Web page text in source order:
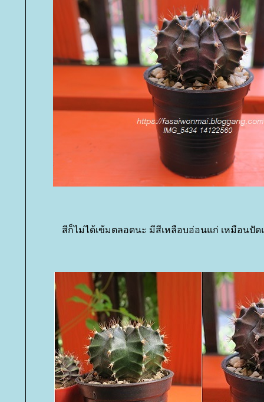
สีก็ไม่ได้เข้มตลอดนะ มีสีเหลือบอ่อนแก่ เหมือนปั